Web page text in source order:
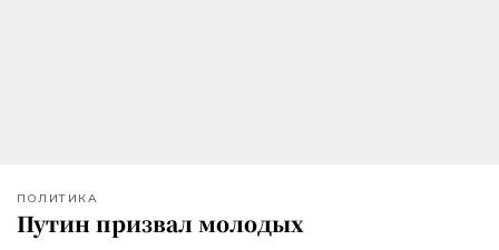
ПОЛИТИКА
Путин призвал молодых